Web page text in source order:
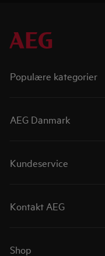
Populære kategorier
AEG Danmark
Kundeservice
Kontakt AEG
Shop